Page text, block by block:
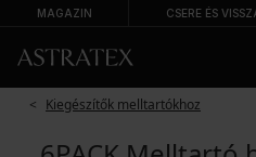
MAGAZIN CSERE ÉS
Kiegészítők melltartókhoz